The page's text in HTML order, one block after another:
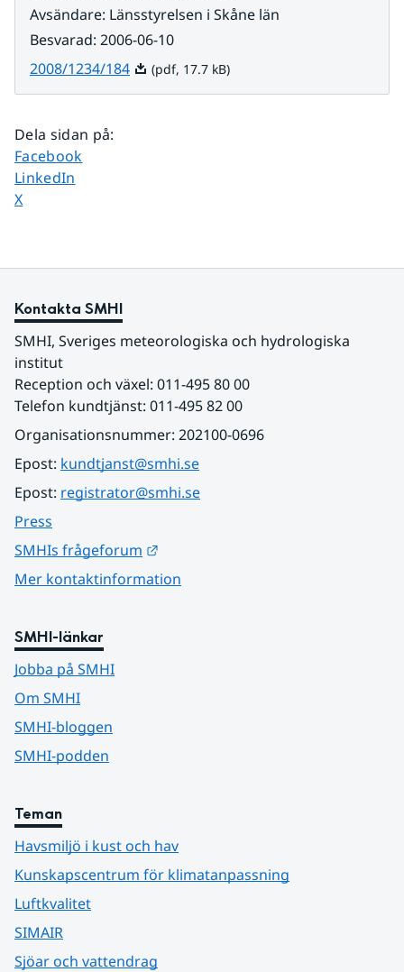
Avsändare: Länsstyrelsen i Skåne län
Besvarad: 2006-06-10
2008/1234/184Pdf, 17.7 kB.
(pdf, 17.7 kB)
Dela sidan på:
Dela sidan på
Facebook
Dela sidan på
LinkedIn
Dela sidan på
X
Kontakta SMHI
SMHI, Sveriges meteorologiska och hydrologiska
institut
Reception och växel: 011-495 80 00
Telefon kundtjänst: 011-495 82 00
Organisationsnummer: 202100-0696
Epost: kundtjanst@smhi.se
Epost: registrator@smhi.se
Press
SMHIs frågeforum
Mer kontaktinformation
SMHI-länkar
Jobba på SMHI
Om SMHI
SMHI-bloggen
SMHI-podden
Teman
Havsmiljö i kust och hav
Kunskapscentrum för klimatanpassning
Luftkvalitet
SIMAIR
Sjöar och vattendrag